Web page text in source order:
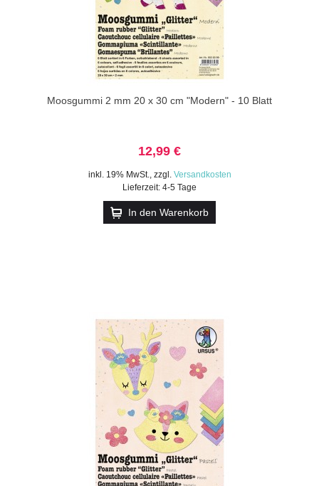
Moosgummi 2 mm 20 x 30 cm "Modern" - 10 Blatt
12,99 €
inkl. 19% MwSt., zzgl. Versandkosten
Lieferzeit: 4-5 Tage
In den Warenkorb